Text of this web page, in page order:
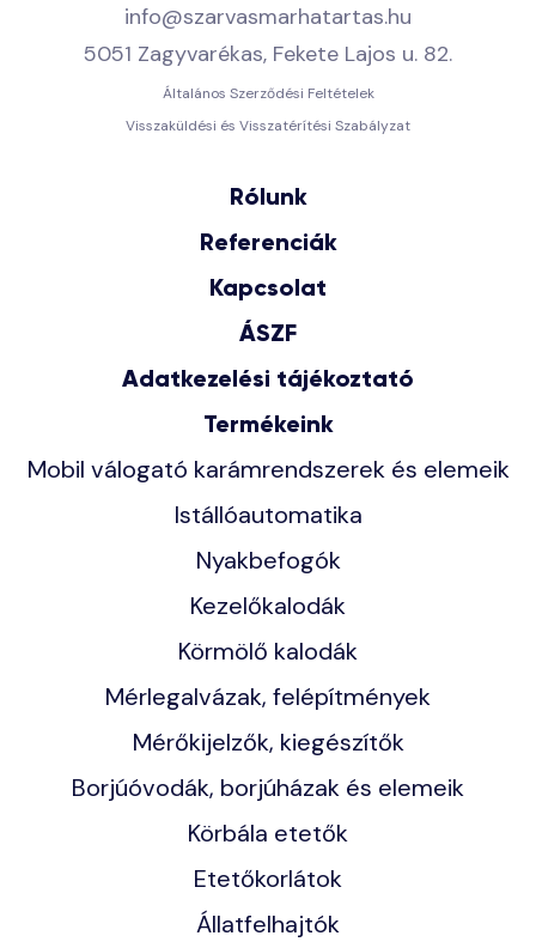
info@szarvasmarhatartas.hu
5051 Zagyvarékas, Fekete Lajos u. 82.
Általános Szerződési Feltételek
Visszaküldési és Visszatérítési Szabályzat
Rólunk
Referenciák
Kapcsolat
ÁSZF
Adatkezelési tájékoztató
Termékeink
Mobil válogató karámrendszerek és elemeik
Istállóautomatika
Nyakbefogók
Kezelőkalodák
Körmölő kalodák
Mérlegalvázak, felépítmények
Mérőkijelzők, kiegészítők
Borjúóvodák, borjúházak és elemeik
Körbála etetők
Etetőkorlátok
Állatfelhajtók